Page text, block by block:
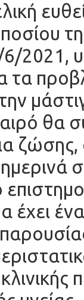
2021,
θα
έχει